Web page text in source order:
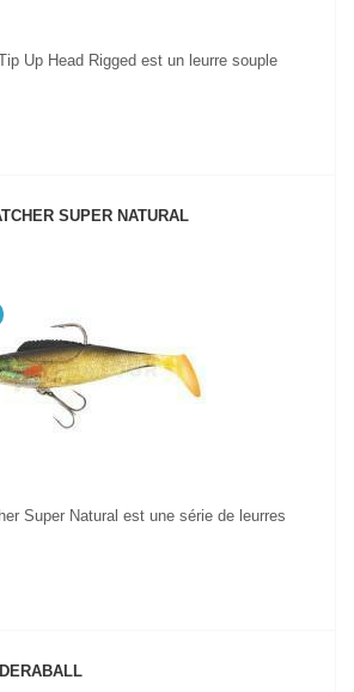
Up Head Rigged est un leurre souple
SUPER NATURAL
VOIR LE PRODUIT
Super Natural est une série de leurres